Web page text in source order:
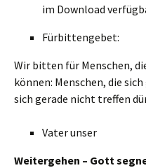
im Download
Fürbittengebet:
Wir bitten für Menschen,
können: Menschen, die
sich gerade nicht treffen
Vater unser
Weitergehen – Gott